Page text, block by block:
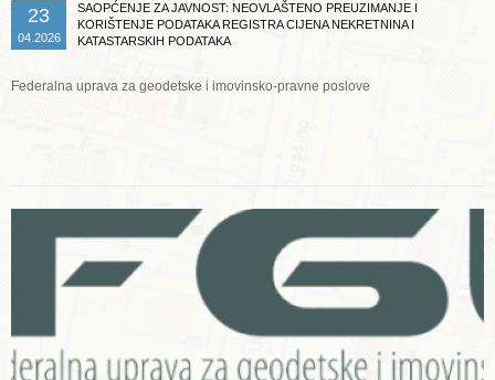
23
04.2026
SAOPĆENJE ZA JAVNOST: NEOVLAŠTENO PREUZIMANJE I
KORIŠTENJE PODATAKA REGISTRA CIJENA NEKRETNINA I
KATASTARSKIH PODATAKA
Federalna uprava za geodetske i imovinsko-pravne poslove